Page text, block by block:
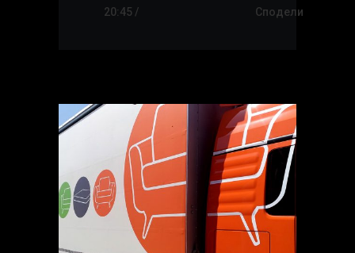
20:45 / Сподели